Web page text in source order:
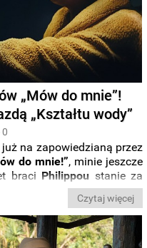
„Mów do mnie”!
„Kształtu wody”
0
na zapowiedzianą przez
do mnie!”, minie jeszcze
braci Philippou stanie za
bowiem inny, oryginalny
obsadzonoSally
do Oscara gwiazdę
Czytaj więcej